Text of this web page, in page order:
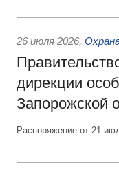
26 июля 2026,
дирекции
Запорожской
Распоряжение от 21